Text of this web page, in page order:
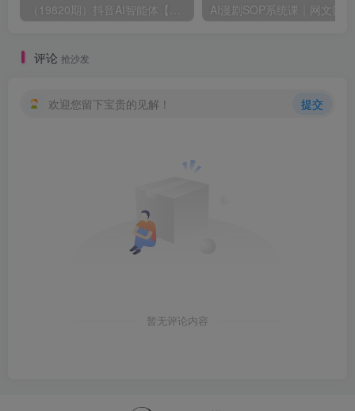
评论 抢沙发
欢迎您留下宝贵的见解！ 提交
暂无评论内容